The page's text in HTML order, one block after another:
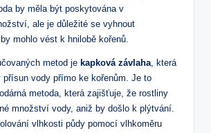
by měla být poskytována v
⁣ale je důležité se vyhnout
mohlo vést k ⁢hnilobě kořenů.
metod je kapková závlaha, která
​přísun vody přímo ke kořenům. Je to
metoda,⁤ která zajišťuje, že rostliny
množství vody, aniž⁢ by došlo k plýtvání.
vlhkosti půdy pomocí vlhkoměru